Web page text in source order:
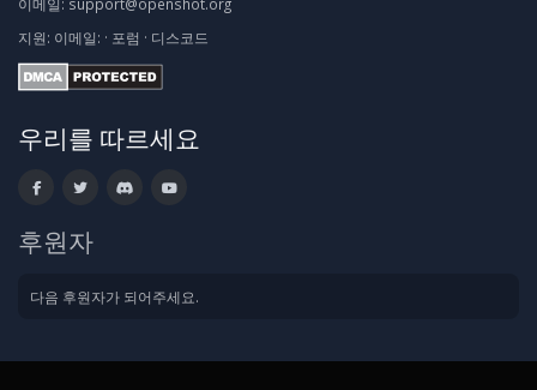
지원: 이메일: · 포럼 · 디스코드
우리를 따르세요
후원자
다음 후원자가 되어주세요.